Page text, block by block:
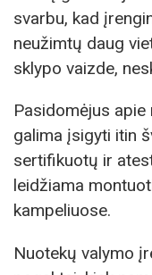
svarbu, kad
neužimtų daug
sklypo vaizde,
Pasidomėjus
galima įsigyti itin
sertifikuotų ir
leidžiama
kampeliuose.
Nuotekų valymo